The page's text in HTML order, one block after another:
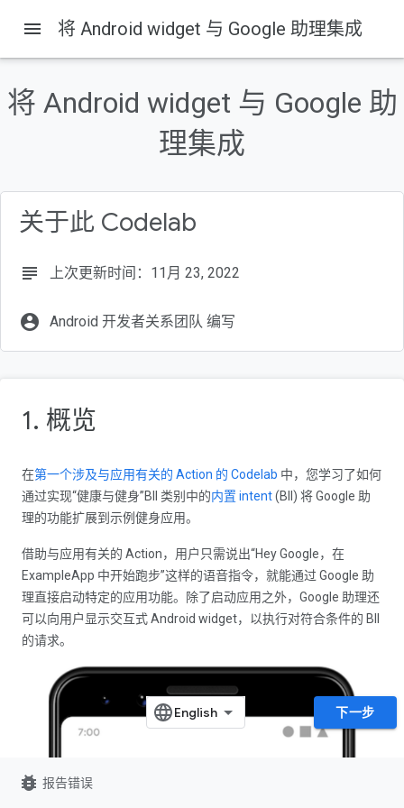
概览
构建内容
menu 将 Android widget 与 Google 助理集成
将 Android widget 与 Google 助
理集成
关于此 Codelab
subject 上次更新时间：11月 23, 2022
account_circle Android 开发者关系团队 编写
1. 概览
在第一个涉及与应用有关的 Action 的 Codelab 中，您学习了如何
通过实现“健康与健身”BII 类别中的内置 intent(BII) 将 Google 助
理的功能扩展到示例健身应用。
借助与应用有关的 Action，用户只需说出“Hey Google，在
ExampleApp 中开始跑步”这样的语音指令，就能通过 Google 助
理直接启动特定的应用功能。
除了启动应用之外，Google 助理还
可以向用户显示交互式 Android widget，以执行对符合条件的 BII
的请求。
下一步
bug_report 报告错误